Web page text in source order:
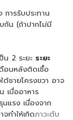
การรับประทาน
กัน (ถ้าปากไม่มี
น 2 ระยะ ระยะ
อนหลังติดเชื้อ
ชายโครงขวา อาจ
เบื่ออาหาร
แรง เนื่องจาก
ทำให้เกิดภาวะตับ